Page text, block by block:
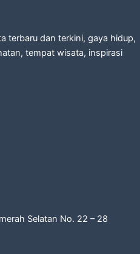
terbaru dan terkini, gaya hidup,
tempat wisata, inspirasi
Selatan No. 22 – 28